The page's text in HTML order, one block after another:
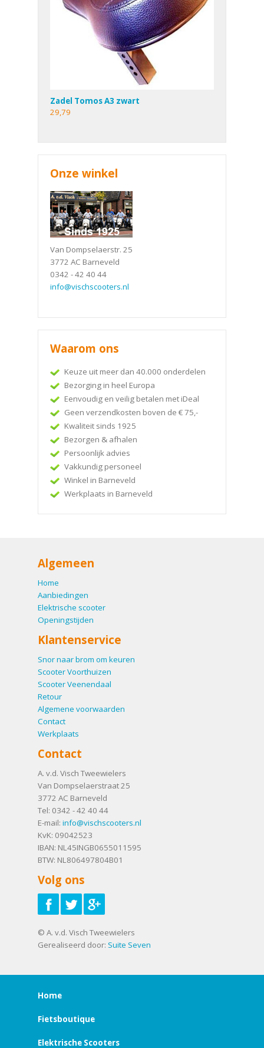
Zadel Tomos A3 zwart
29,79
Onze winkel
Van Dompselaerstr. 25
3772 AC Barneveld
0342 - 42 40 44
info@vischscooters.nl
Waarom ons
Keuze uit meer dan 40.000 onderdelen
Bezorging in heel Europa
Eenvoudig en veilig betalen met iDeal
Geen verzendkosten boven de € 75,-
Kwaliteit sinds 1925
Bezorgen & afhalen
Persoonlijk advies
Vakkundig personeel
Winkel in Barneveld
Werkplaats in Barneveld
Algemeen
Home
Aanbiedingen
Elektrische scooter
Openingstijden
Klantenservice
Snor naar brom om keuren
Scooter Voorthuizen
Scooter Veenendaal
Retour
Algemene voorwaarden
Contact
Werkplaats
Contact
A. v.d. Visch Tweewielers
Van Dompselaerstraat 25
3772 AC Barneveld
Tel: 0342 - 42 40 44
E-mail: info@vischscooters.nl
KvK: 09042523
IBAN: NL45INGB0655011595
BTW: NL806497804B01
Volg ons
© A. v.d. Visch Tweewielers
Gerealiseerd door: Suite Seven
Home
Fietsboutique
Elektrische Scooters